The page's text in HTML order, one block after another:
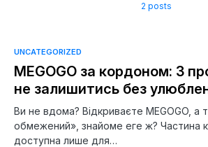
2 posts
UNCATEGORIZED
MEGOGO за кордоном: 3
не залишитись без
Ви не вдома? Відкриваєте MEGOGO, а
обмежений», знайоме еге ж? Частина
доступна лише для…